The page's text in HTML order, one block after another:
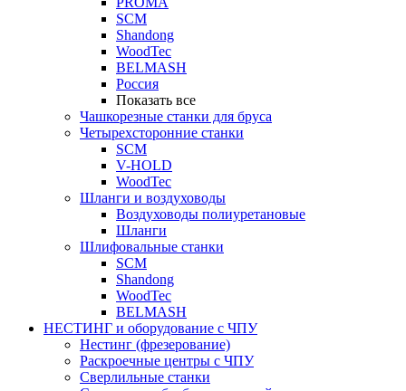
SCM
Shandong
WoodTec
BELMASH
Россия
Показать все
Чашкорезные станки для бруса
Четырехсторонние станки
SCM
V-HOLD
WoodTec
Шланги и воздуховоды
Воздуховоды полиуретановые
Шланги
Шлифовальные станки
SCM
Shandong
WoodTec
BELMASH
НЕСТИНГ и оборудование с ЧПУ
Нестинг (фрезерование)
Раскроечные центры с ЧПУ
Сверлильные станки